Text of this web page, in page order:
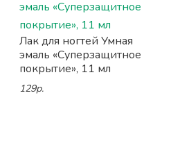
Лак для ногтей Умная
эмаль «Суперзащитное
покрытие», 11 мл
129р.